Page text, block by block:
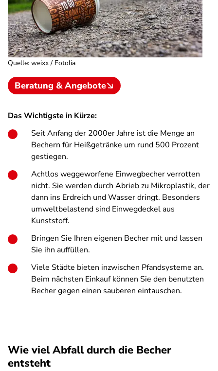
Quelle: weixx / Fotolia
Beratung & Angebote
Das Wichtigste in Kürze:
Seit Anfang der 2000er Jahre ist die Menge an
Bechern für Heißgetränke um rund 500 Prozent
gestiegen.
Achtlos weggeworfene Einwegbecher verrotten
nicht. Sie werden durch Abrieb zu Mikroplastik, der
dann ins Erdreich und Wasser dringt. Besonders
umweltbelastend sind Einwegdeckel aus
Kunststoff.
Bringen Sie Ihren eigenen Becher mit und lassen
Sie ihn auffüllen.
Viele Städte bieten inzwischen Pfandsysteme an.
Beim nächsten Einkauf können Sie den benutzten
Becher gegen einen sauberen eintauschen.
Wie viel Abfall durch die Becher
entsteht